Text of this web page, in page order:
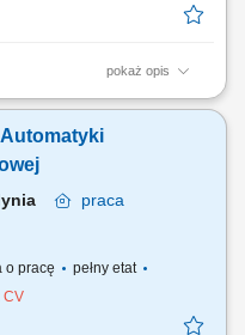
pokaż opis
kompleksowa diagnostyka
urządzeń do
napraw
praca
o pracę
pełny etat
CV